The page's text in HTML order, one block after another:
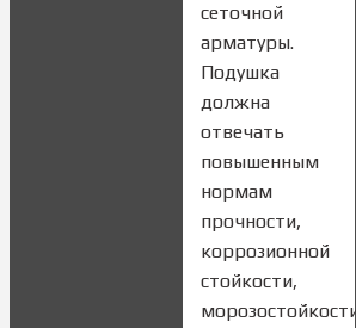
сеточной
арматуры.
Подушка
должна
отвечать
повышенным
нормам
прочности,
коррозионной
стойкости,
морозостойкости